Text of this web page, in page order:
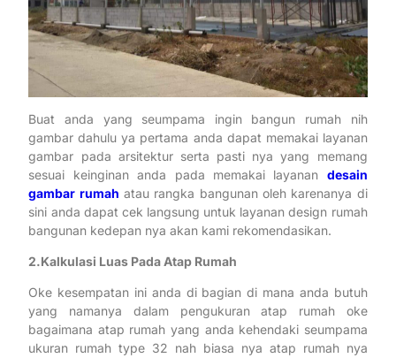
Buat anda yang seumpama ingin bangun rumah nih
gambar dahulu ya pertama anda dapat memakai layanan
gambar pada arsitektur serta pasti nya yang memang
sesuai keinginan anda pada memakai layanan desain
gambar rumah atau rangka bangunan oleh karenanya di
sini anda dapat cek langsung untuk layanan design rumah
bangunan kedepan nya akan kami rekomendasikan.
2.Kalkulasi Luas Pada Atap Rumah
Oke kesempatan ini anda di bagian di mana anda butuh
yang namanya dalam pengukuran atap rumah oke
bagaimana atap rumah yang anda kehendaki seumpama
ukuran rumah type 32 nah biasa nya atap rumah nya